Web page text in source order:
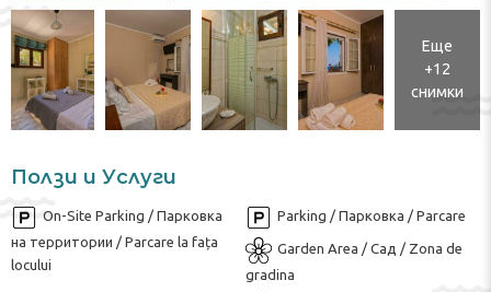
Еще
+12
снимки
Ползи и Услуги
On-Site Parking / Парковка
на территории / Parcare la fața
locului
Parking / Парковка / Parcare
Garden Area / Сад / Zona de
gradina